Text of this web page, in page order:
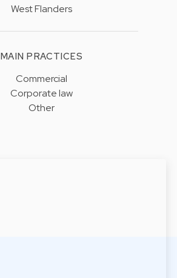
West Flanders
MAIN PRACTICES
Commercial
Corporate law
Other